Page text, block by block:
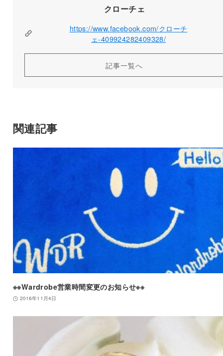
クローチェ
https://www.facebook.com/クローチ
ェ-409924282409328/
記事一覧へ
関連記事
※※Wardrobe営業時間変更のお知らせ※※
2016年11月4日